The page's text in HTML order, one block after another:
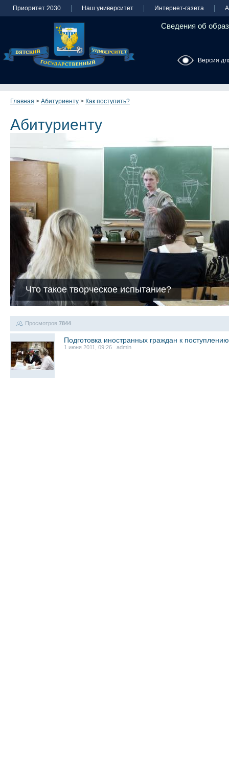
Приоритет 2030 Наш университет Интернет-газета
Сведения об
Версия
Главная > Абитуриенту > Как поступить?
Абитуриенту
Что такое творческое испытание?
Просмотров 7844
Подготовка иностранных граждан к
1 июня 2011, 09:26 admin